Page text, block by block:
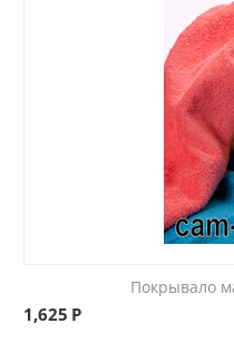
Покрывало
1,625 Р